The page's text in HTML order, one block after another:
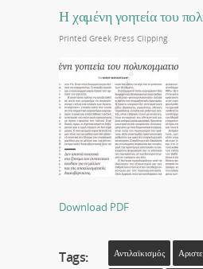
Η χαμένη γοητεία του
Printed Greek Press Clipping
Download PDF
Tags: Αντιλαϊκισμός